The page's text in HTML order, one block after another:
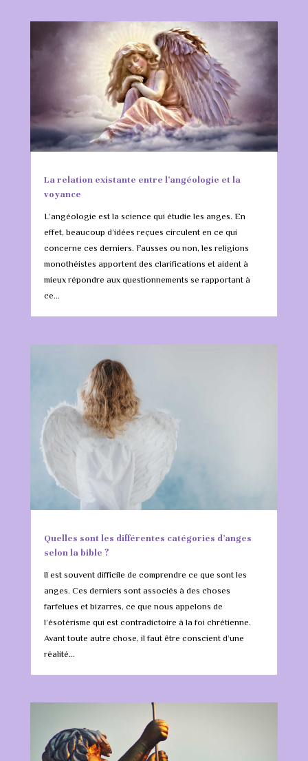
La relation existante entre l’angéologie et la
voyance
L’angéologie est la science qui étudie les anges. En
effet, beaucoup d’idées reçues circulent en ce qui
concerne ces derniers. Fausses ou non, les religions
monothéistes apportent des clarifications et aident à
mieux répondre aux questionnements se rapportant à
ce...
Quelles sont les différentes catégories d’anges
selon la bible ?
Il est souvent difficile de comprendre ce que sont les
anges. Ces derniers sont associés à des choses
farfelues et bizarres, ce que nous appelons de
l’ésotérisme qui est contradictoire à la foi chrétienne.
Avant toute autre chose, il faut être conscient d’une
réalité...